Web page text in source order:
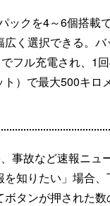
ックを4～6個搭載
く選択できる。バ
フル充電され、1
）で最大500キロ
事故など速報ニュ
知りたい」場合、
ボタンが押された数